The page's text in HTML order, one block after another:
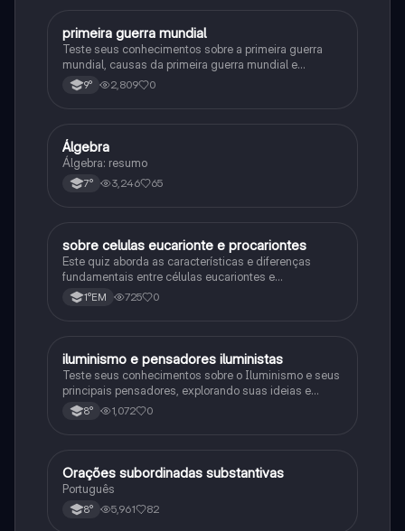
História
primeira guerra mundial
Teste seus conhecimentos sobre a primeira guerra
mundial, causas da primeira guerra mundial e
consequências da Primeira Guerra Mundial, fases da
primeira guerra mundial
9° 2,809 0
Matematica
Álgebra
Álgebra: resumo
7° 3,246 65
Biologia
sobre celulas eucarionte e procariontes
Este quiz aborda as características e diferenças
fundamentais entre células eucariontes e
procariontes.
1°EM 725 0
História
iluminismo e pensadores iluministas
Teste seus conhecimentos sobre o Iluminismo e seus
principais pensadores, explorando suas ideias e
impacto histórico.
8° 1,072 0
Português
Orações subordinadas substantivas
Português
8° 5,961 82